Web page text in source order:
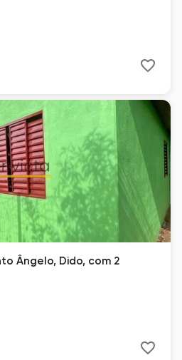
Ângelo, Dido, com 2